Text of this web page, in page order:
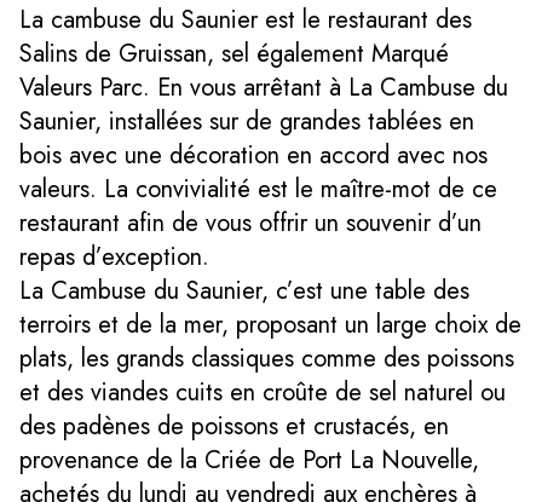
La cambuse du Saunier est le restaurant des
Salins de Gruissan, sel également Marqué
Valeurs Parc. En vous arrêtant à La Cambuse du
Saunier, installées sur de grandes tablées en
bois avec une décoration en accord avec nos
valeurs. La convivialité est le maître-mot de ce
restaurant afin de vous offrir un souvenir d’un
repas d’exception.
La Cambuse du Saunier, c’est une table des
terroirs et de la mer, proposant un large choix de
plats, les grands classiques comme des poissons
et des viandes cuits en croûte de sel naturel ou
des padènes de poissons et crustacés, en
provenance de la Criée de Port La Nouvelle,
achetés du lundi au vendredi aux enchères à